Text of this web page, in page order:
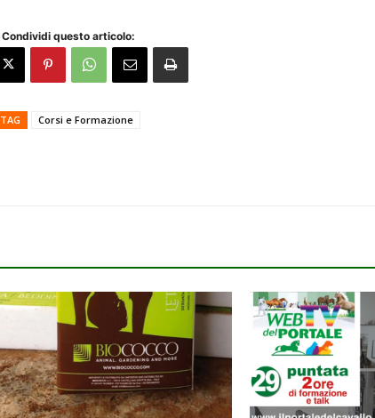
Condividi questo articolo:
TAG Corsi e Formazione